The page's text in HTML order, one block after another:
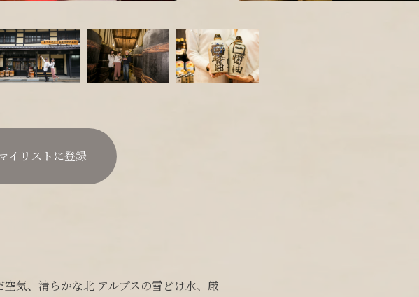
気、清らかな北 アルプスの雪どけ水、厳
イリストに登録